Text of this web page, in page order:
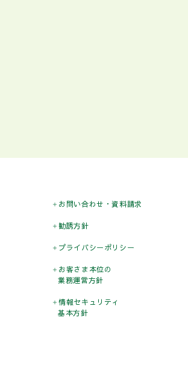
お問い合わせ ・資料請求
勧誘方針
プライバシーポリシー
お客さま本位の
業務運営方針
情報セキュリティ
基本方針